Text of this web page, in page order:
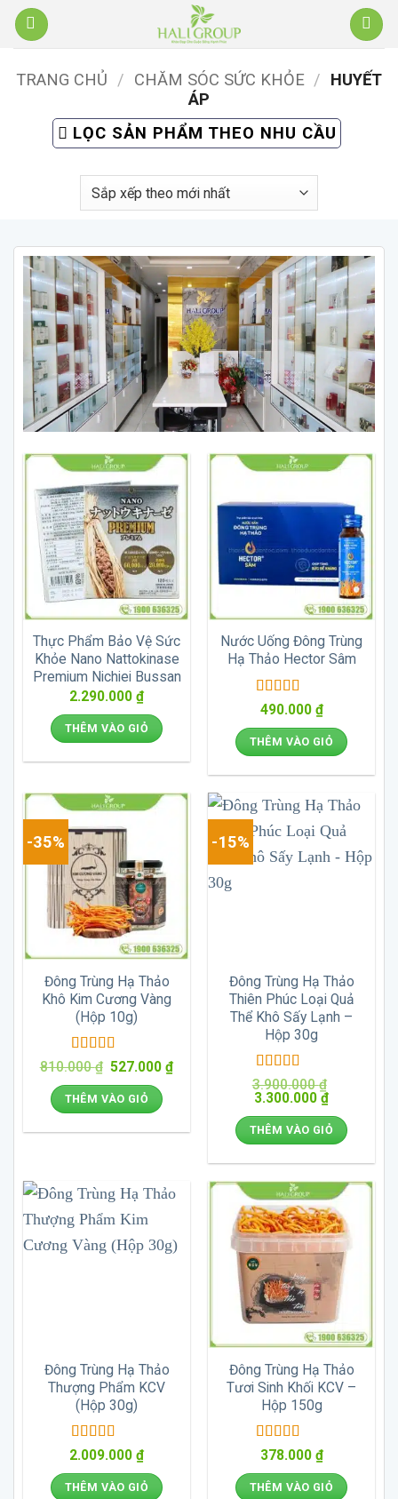
Bỏ
qua
dung
TRANG CHỦ / CHĂM SÓC SỨC KHỎE /
HUYẾT
ÁP
LỌC SẢN PHẨM THEO NHU CẦU
Thực Phẩm Bảo Vệ Sức
Khỏe Nano Nattokinase
Premium Nichiei Bussan
2.290.000 ₫
THÊM VÀO GIỎ
Nước Uống Đông Trùng
Hạ Thảo Hector Sâm
Được xếp
5 sao
490.000 ₫
THÊM VÀO GIỎ
-35%
Đông Trùng Hạ Thảo
Khô Kim Cương Vàng
(Hộp 10g)
Được xếp
hạng5
810.000₫ Giá
là:
810.000 ₫.
527.000₫Giá
527.000 ₫.
THÊM VÀO GIỎ
-15%
Đông Trùng Hạ Thảo
Thiên Phúc Loại Quả
Thể Khô Sấy Lạnh –
Hộp 30g
Được xếp
hạng5 5 sao
3.900.000₫
Giá
là:
3.900.000 ₫.
3.300.000₫Giá
tại
là:
3.300.000
THÊM VÀO GIỎ
Đông Trùng Hạ Thảo
Thượng Phẩm KCV
(Hộp 30g)
Được xếp
5 sao
2.009.000 ₫
THÊM VÀO GIỎ
Đông Trùng Hạ Thảo
Tươi Sinh Khối KCV –
Hộp 150g
Được xếp
5 sao
378.000 ₫
THÊM VÀO GIỎ